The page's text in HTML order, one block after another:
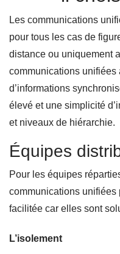
Les communications
pour tous les cas de
distance ou uniquement
communications unifiées
d’informations
élevé et une simplicité
et niveaux de hiérarchie.
Équipes
Pour les équipes
communications unifiées
facilitée car elles sont
L’isolement